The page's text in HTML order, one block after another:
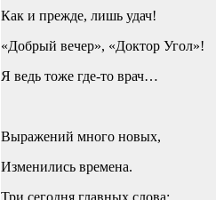
Как и прежде, лишь удач!
«Добрый вечер», «Доктор Угол»!
Я ведь тоже где-то врач…
Выражений много новых,
Изменились времена.